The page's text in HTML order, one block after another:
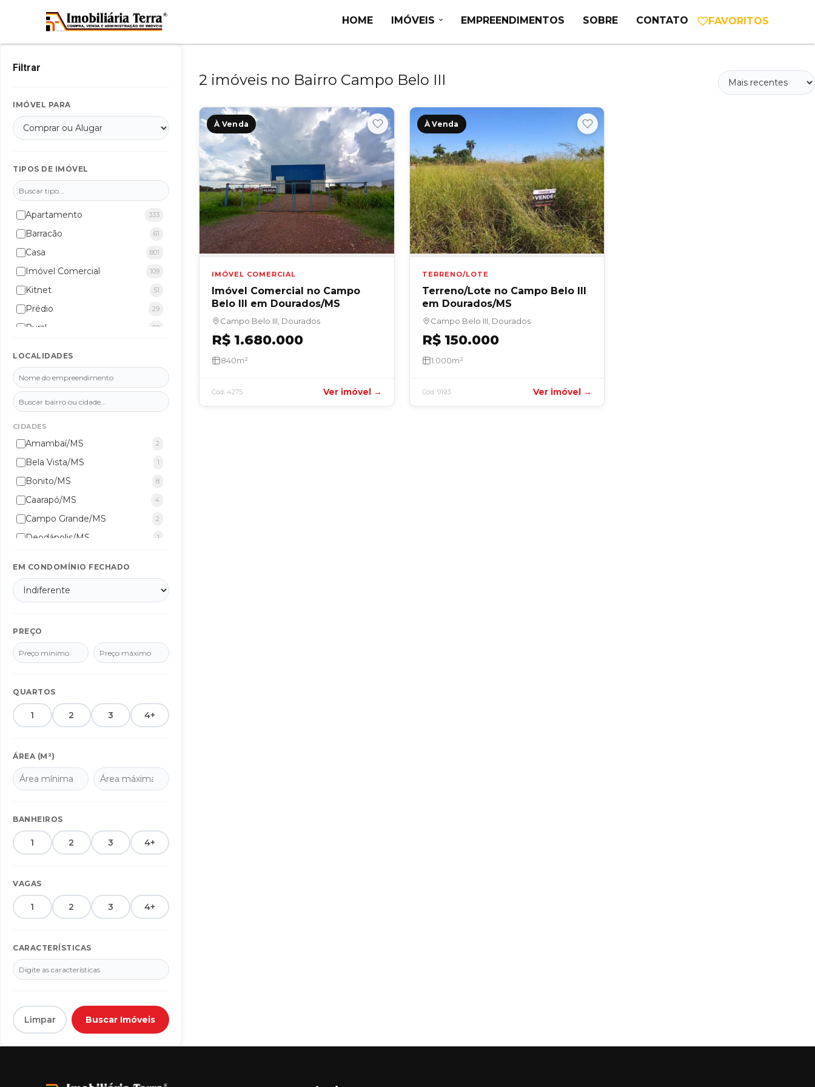
HOME IMÓVEIS EMPREENDIMENTOS SOBRE CONTATO FAVORITOS
Filtrar
IMÓVEL PARA
TIPOS DE IMÓVEL
Apartamento 333
Barracão 61
Casa 801
Imóvel Comercial 109
Kitnet 51
Prédio 29
Rural 59
Salão Comercial 60
Terreno/Lote
LOCALIDADES
CIDADES
Amambaí/MS 2
Bela Vista/MS 1
Bonito/MS 8
Caarapó/MS 4
Campo Grande/MS 2
Deodápolis/MS 1
Fátima do Sul/MS
Glória de Dourados/MS
Indápolis/MS
Itaporã/MS
Maracaju/MS 1
Nova Alvorada do Sul/MS 1
Sidrolândia/MS
Vicentina/MS
Alto da Boa Vista
Alto das Paineiras
Altos da Monte Alegre 4
Alvorada 1
Amambaí
Área Rural de Dourados
Ares Park e Club
Bnh I Plano 7
BNH II
BNH II Plano
Bnh IV Plano
EM CONDOMÍNIO FECHADO
PREÇO
QUARTOS
1 2 3 4+
ÁREA (M²)
BANHEIROS
1 2 3 4+
VAGAS
1 2 3 4+
CARACTERÍSTICAS
Limpar Buscar Imóveis
2 imóveis no Bairro Campo Belo III
À Venda
IMÓVEL COMERCIAL
Imóvel Comercial no Campo
Belo III em Dourados/MS
Campo Belo III, Dourados
R$ 1.680.000
840m²
Cód. 4275 Ver imóvel →
À Venda
TERRENO/LOTE
Terreno/Lote no Campo Belo III
em Dourados/MS
Campo Belo III, Dourados
R$ 150.000
1.000m²
Cód. 9193 Ver imóvel →